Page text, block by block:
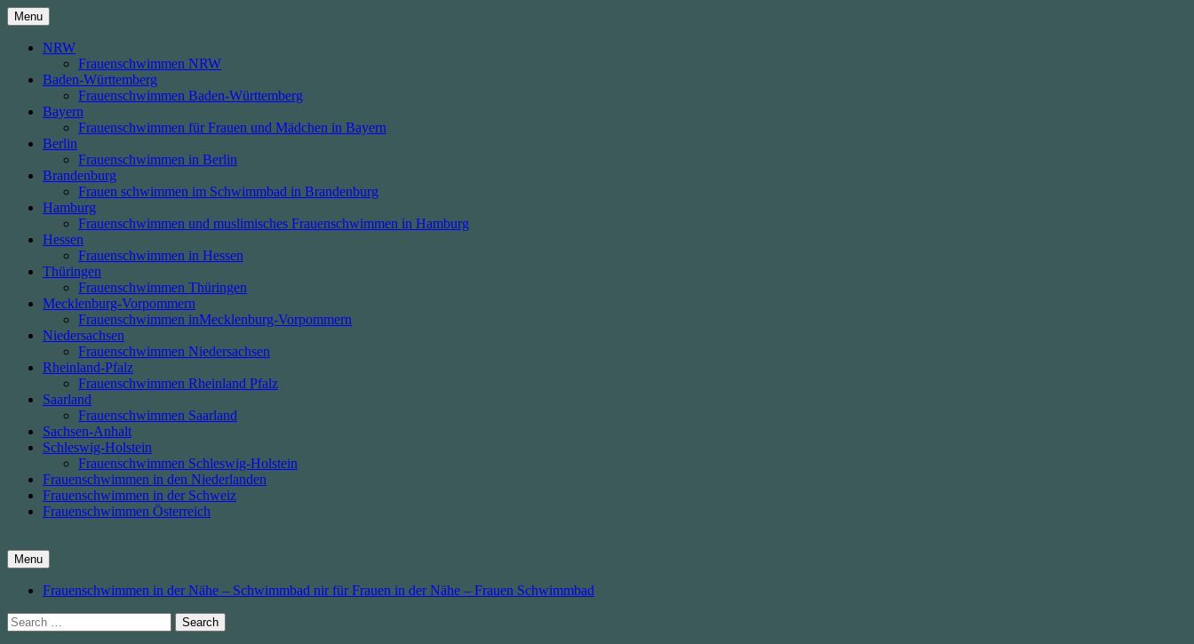
Skip
to
content
Menu
NRW
Frauenschwimmen NRW
Baden-Württemberg
Frauenschwimmen Baden-Württemberg
Bayern
Frauenschwimmen für Frauen und Mädchen in Bayern
Berlin
Frauenschwimmen in Berlin
Brandenburg
Frauen schwimmen im Schwimmbad in Brandenburg
Hamburg
Frauenschwimmen und muslimisches Frauenschwimmen in Hamburg
Hessen
Frauenschwimmen in Hessen
Thüringen
Frauenschwimmen Thüringen
Mecklenburg-Vorpommern
Frauenschwimmen inMecklenburg-Vorpommern
Niedersachsen
Frauenschwimmen Niedersachsen
Rheinland-Pfalz
Frauenschwimmen Rheinland Pfalz
Saarland
Frauenschwimmen Saarland
Sachsen-Anhalt
Schleswig-Holstein
Frauenschwimmen Schleswig-Holstein
Frauenschwimmen in den Niederlanden
Frauenschwimmen in der Schweiz
Frauenschwimmen Österreich
Menu
Frauenschwimmen in der Nähe – Schwimmbad nir für Frauen in der Nähe – Frauen Schwimmbad
Search
for: